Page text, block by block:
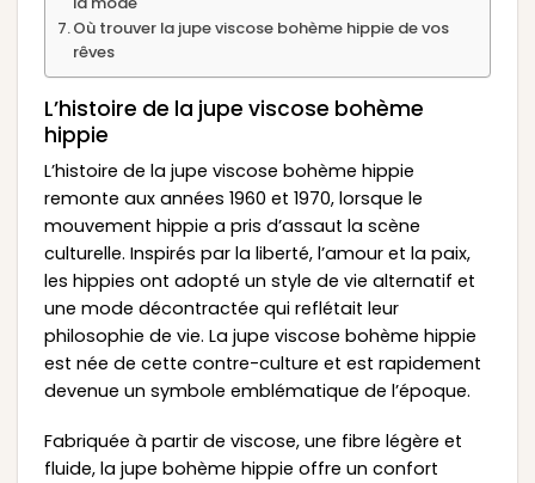
Où trouver la jupe viscose bohème hippie de vos
rêves
L’histoire de la jupe viscose bohème
hippie
L’histoire de la jupe viscose bohème hippie
remonte aux années 1960 et 1970, lorsque le
mouvement hippie a pris d’assaut la scène
culturelle. Inspirés par la liberté, l’amour et la paix,
les hippies ont adopté un style de vie alternatif et
une mode décontractée qui reflétait leur
philosophie de vie. La jupe viscose bohème hippie
est née de cette contre-culture et est rapidement
devenue un symbole emblématique de l’époque.
Fabriquée à partir de viscose, une fibre légère et
fluide, la jupe bohème hippie offre un confort